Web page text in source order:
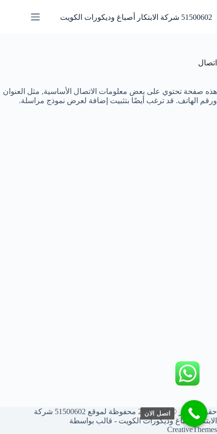
إلى
المحتوى
51500602 شركة الابتكار أصباغ وديكورات الكويت
اتصال
هذه صفحة تحتوي على بعض معلومات الاتصال الأساسية, مثل العنوان
ورقم الهاتف. قد ترغب أيضًا بتثبيت إضافة لعرض نموذج مراسلة.
حقوق النشر © لعام 2026 محفوظة لموقع 51500602 شركة
الابتكار أصباغ وديكورات الكويت - قالب بواسطة
CreativeThemes
اتصل الان